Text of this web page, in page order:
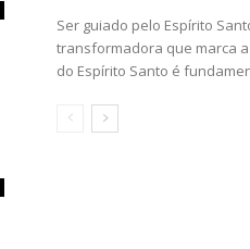
Ser guiado pelo Espírito
transformadora que marca
do Espírito Santo é